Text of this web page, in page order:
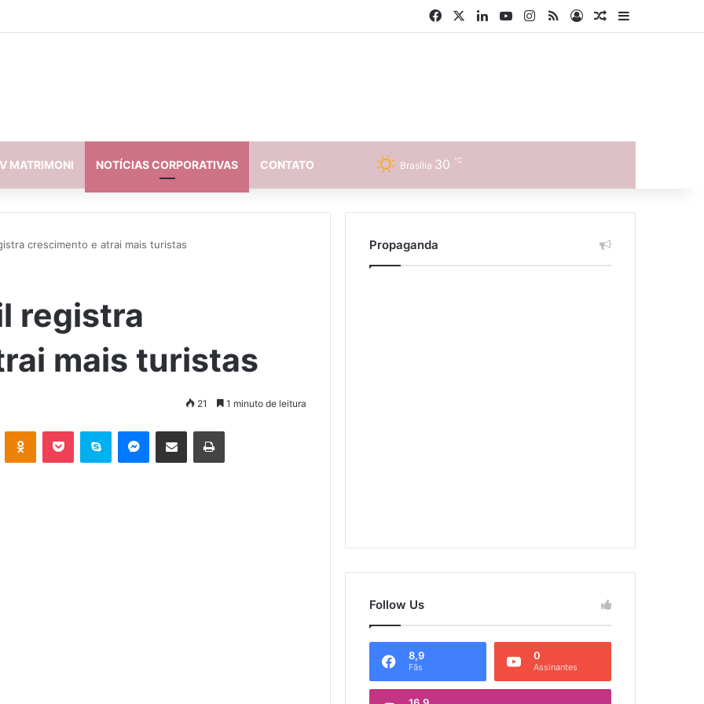
FacebookLinkedinYouTubeInstagram
RSS EntrarArtigo aleatório
MATRIMONI NOTÍCIAS CORPORATIVAS CONTATO Brasília 30 ℃
crescimento e atrai mais turistas
registra
mais turistas
21 1 minuto de leitura
Propaganda
Follow Us
8,9
Fãs
0
Assinantes